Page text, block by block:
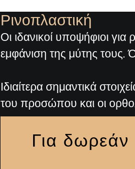
Ρινοπλαστική
Οι ιδανικοί υποψήφιοι
εμφάνιση της μύτης τους.
Ιδιαίτερα σημαντικά
του προσώπου και οι
Για δωρεάν